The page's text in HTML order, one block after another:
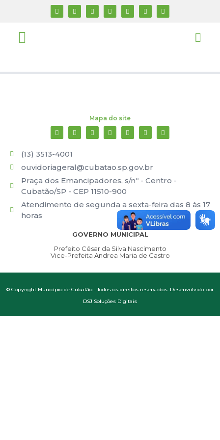
Mapa do site
(13) 3513-4001
ouvidoriageral@cubatao.sp.gov.br
Praça dos Emancipadores, s/nº - Centro -
Cubatão/SP - CEP 11510-900
Atendimento de segunda a sexta-feira das 8 às 17
horas
GOVERNO MUNICIPAL
Prefeito César da Silva Nascimento
Vice-Prefeita Andrea Maria de Castro
© Copyright Município de Cubatão - Todos os direitos reservados. Desenvolvido por
DSJ Soluções Digitais